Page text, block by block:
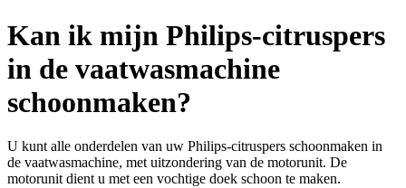
Kan ik mijn Philips-citruspers
in de vaatwasmachine
schoonmaken?
U kunt alle onderdelen van uw Philips-citruspers schoonmaken in
de vaatwasmachine, met uitzondering van de motorunit. De
motorunit dient u met een vochtige doek schoon te maken.